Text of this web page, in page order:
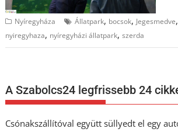
Nyíregyháza Állatpark, bocsok, Jegesmedve,
nyiregyhaza, nyíregyházi állatpark,szerda
A Szabolcs24 legfrissebb 24
Csónakszállítóval együtt süllyedt el egy